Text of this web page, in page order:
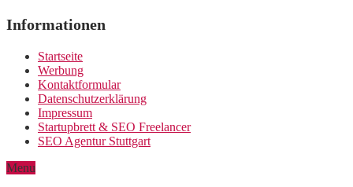
Informationen
Startseite
Werbung
Kontaktformular
Datenschutzerklärung
Impressum
Startupbrett & SEO Freelancer
SEO Agentur Stuttgart
Menu